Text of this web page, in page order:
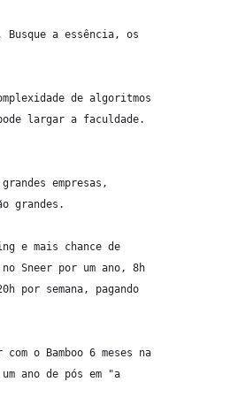
Busque a essência, os
de algoritmos
largar a faculdade.
empresas,
grandes.
e mais chance de
Sneer por um ano, 8h
por semana, pagando
o Bamboo 6 meses na
ano de pós em "a